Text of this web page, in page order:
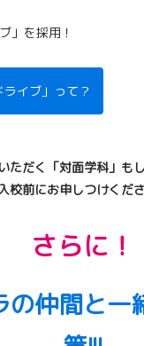
」を採用！
ライブ」って？
だく「対面学科」もし
校前にお申しつけくださ
さらに！
の仲間と一